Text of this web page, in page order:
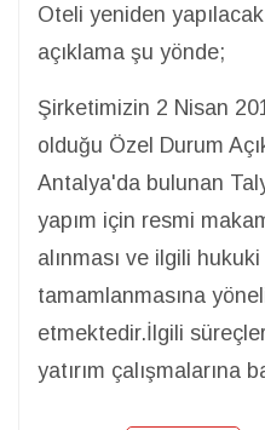
Oteli yeniden
açıklama şu yönde;
Şirketimizin 2 Nisan
olduğu Özel Durum
Antalya'da bulunan
yapım için resmi
alınması ve ilgili
tamamlanmasına
etmektedir.İlgili
yatırım çalışmalarına